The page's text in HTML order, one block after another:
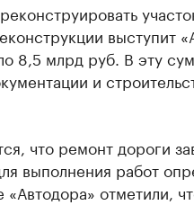
выступит
8,5 млрд руб. В эту
и
что ремонт дороги
выполнения работ
отметили,